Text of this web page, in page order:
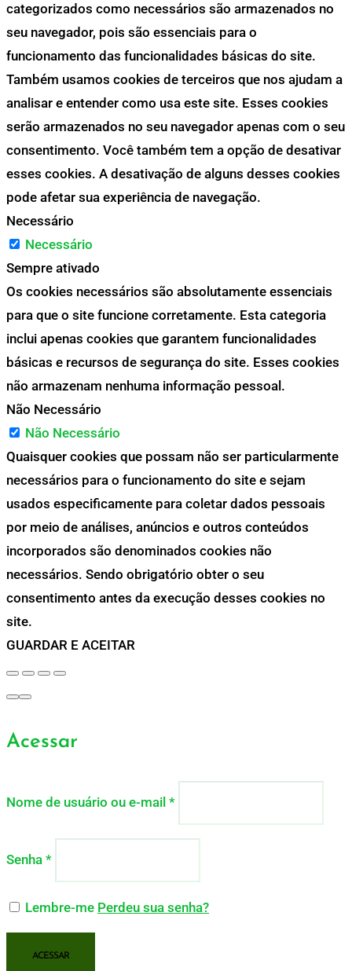
categorizados como necessários são armazenados no
seu navegador, pois são essenciais para o
funcionamento das funcionalidades básicas do site.
Também usamos cookies de terceiros que nos ajudam a
analisar e entender como usa este site. Esses cookies
serão armazenados no seu navegador apenas com o seu
consentimento. Você também tem a opção de desativar
esses cookies. A desativação de alguns desses cookies
pode afetar sua experiência de navegação.
Necessário
Necessário
Sempre ativado
Os cookies necessários são absolutamente essenciais
para que o site funcione corretamente. Esta categoria
inclui apenas cookies que garantem funcionalidades
básicas e recursos de segurança do site. Esses cookies
não armazenam nenhuma informação pessoal.
Não Necessário
Não Necessário
Quaisquer cookies que possam não ser particularmente
necessários para o funcionamento do site e sejam
usados especificamente para coletar dados pessoais
por meio de análises, anúncios e outros conteúdos
incorporados são denominados cookies não
necessários. Sendo obrigatório obter o seu
consentimento antes da execução desses cookies no
site.
GUARDAR E ACEITAR
Acessar
Nome de usuário ou e-mail *
Senha *
Lembre-me Perdeu sua senha?
ACESSAR